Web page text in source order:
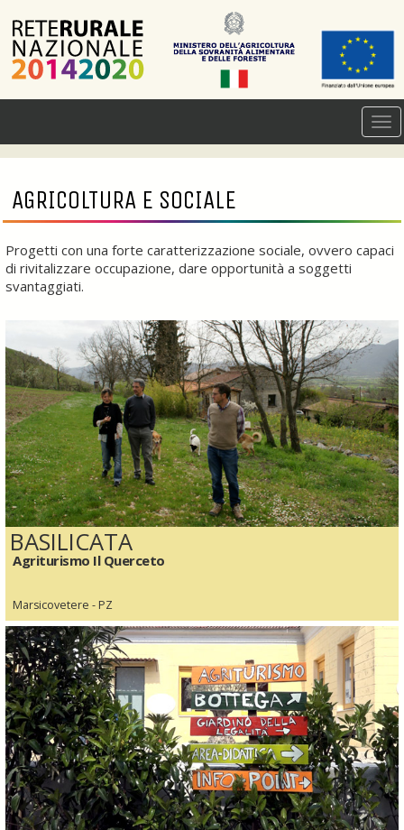
AGRICOLTURA E SOCIALE
Progetti con una forte caratterizzazione sociale, ovvero capaci
di rivitalizzare occupazione, dare opportunità a soggetti
svantaggiati.
BASILICATA
Agriturismo Il Querceto
Marsicovetere - PZ